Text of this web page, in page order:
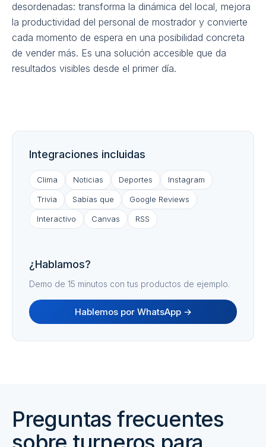
desordenadas: transforma la dinámica del local, mejora
la productividad del personal de mostrador y convierte
cada momento de espera en una posibilidad concreta
de vender más. Es una solución accesible que da
resultados visibles desde el primer día.
Integraciones incluidas
Clima Noticias Deportes Instagram
Trivia Sabías que Google Reviews
Interactivo Canvas RSS
¿Hablamos?
Demo de 15 minutos con tus productos de ejemplo.
Hablemos por WhatsApp →
Preguntas frecuentes